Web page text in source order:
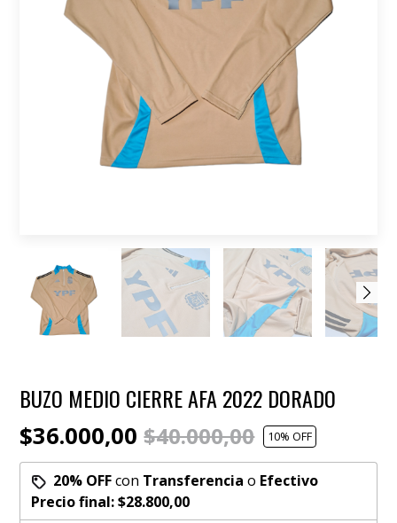
BUZO MEDIO CIERRE AFA 2022 DORADO
$36.000,00$40.000,00 10% OFF
20% OFFcon Transferencia o Efectivo
Precio final:$28.800,00